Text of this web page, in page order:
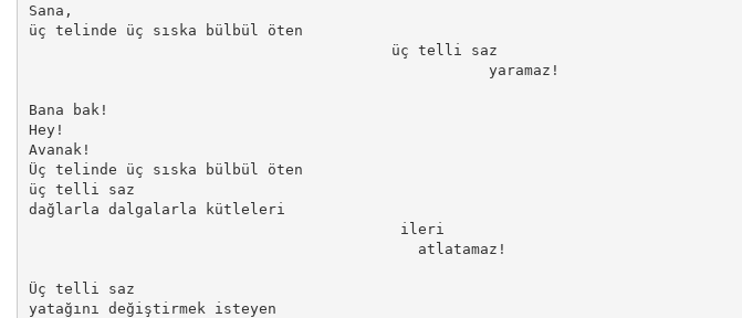
Sana,
üç telinde üç sıska bülbül öten
                                         üç telli saz
                                                    yaramaz!
Bana bak!
Hey!
Avanak!
Üç telinde üç sıska bülbül öten
üç telli saz
dağlarla dalgalarla kütleleri
                                          ileri
                                            atlatamaz!
Üç telli saz
yatağını değiştirmek isteyen